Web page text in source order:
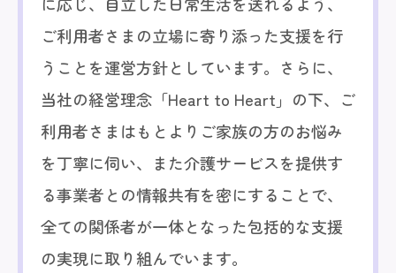
ご利用者さまの立場に寄り添った支援を行
うことを運営方針としています。さらに、
当社の経営理念「Heart to Heart」の下、ご
利用者さまはもとよりご家族の方のお悩み
を丁寧に伺い、また介護サービスを提供す
る事業者との情報共有を密にすることで、
全ての関係者が一体となった包括的な支援
の実現に取り組んでいます。